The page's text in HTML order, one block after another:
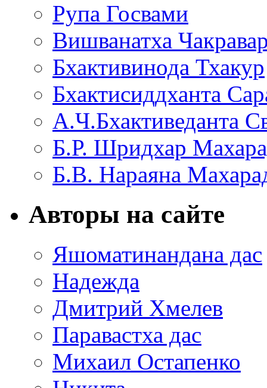
Рупа Госвами
Вишванатха
Бхактивинода Тхакур
Бхактисиддханта
А.Ч.Бхактиведанта
Б.Р. Шридхар
Б.В. Нараяна
Авторы на сайте
Яшоматинандана дас
Надежда
Дмитрий Хмелев
Паравастха дас
Михаил Остапенко